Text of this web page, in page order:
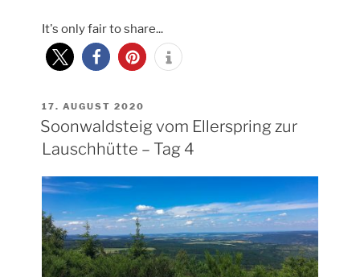
der
Lauschhütte
bis
–
Tag
5“
It's only fair to share...
VERÖFFENTLICHT
AM
17. AUGUST 2020
Soonwaldsteig vom Ellerspring zur
Lauschhütte – Tag 4